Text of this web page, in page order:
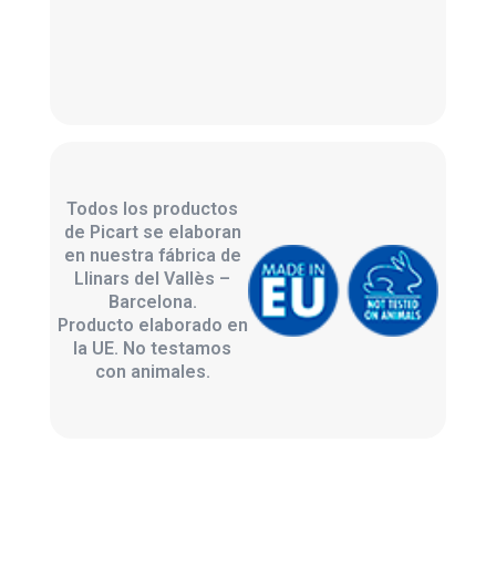
Todos los productos
de Picart se elaboran
en nuestra fábrica de
Llinars del Vallès –
Barcelona.
Producto elaborado en
la UE. No testamos
con animales.